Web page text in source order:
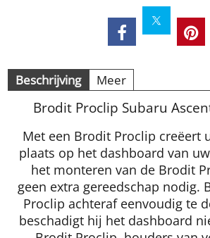
Beschrijving Meer
Brodit Proclip Subaru
Met een Brodit Proclip creëert
plaats op het dashboard van
het monteren van de Brodit
geen extra gereedschap nodig.
Proclip achteraf eenvoudig te
beschadigt hij het dashboard